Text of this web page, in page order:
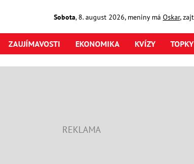
Sobota, 8. august2026, meniny má Oskar,
ZAUJÍMAVOSTI EKONOMIKA KVÍZY